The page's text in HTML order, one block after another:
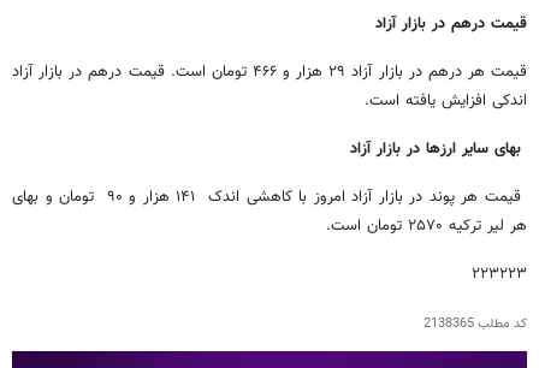
قیمت درهم در بازار آزاد
قیمت هر درهم در بازار آزاد ۲۹ هزار و ۴۶۶ تومان است. قیمت درهم در بازار آزاد
اندکی افزایش یافته است.
بهای سایر ارزها در بازار آزاد
قیمت هر پوند در بازار آزاد امروز با کاهشی اندک ۱۴۱ هزار و ۹۰ تومان و بهای
هر لیر ترکیه ۲۵۷۰ تومان است.
۲۲۳۲۲۳
کد مطلب2138365